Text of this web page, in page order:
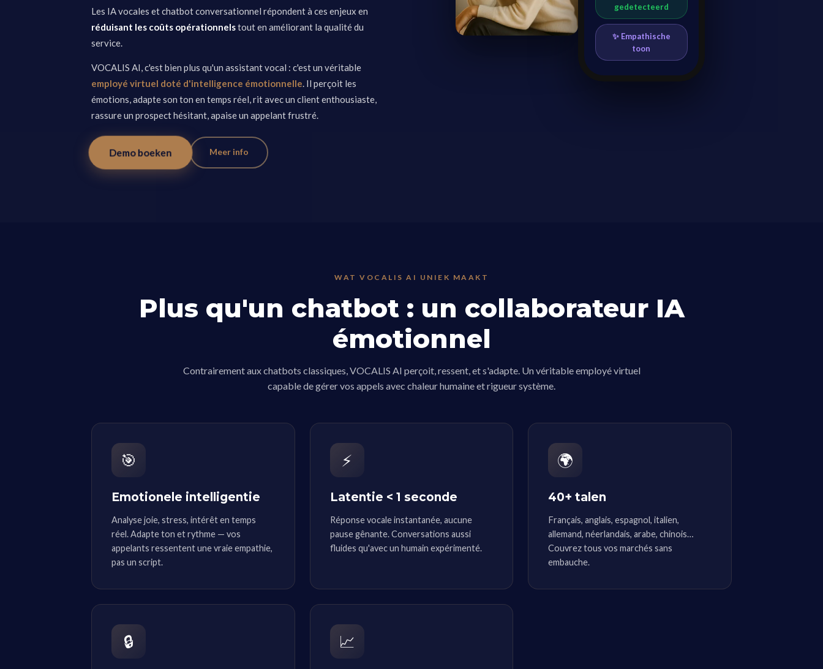
Les IA vocales et chatbot conversationnel répondent à ces enjeux en
réduisant les coûts opérationnelstout en améliorant la qualité du
service.
VOCALIS AI, c'est bien plus qu'un assistant vocal : c'est un véritable
employé virtuel doté d'intelligence émotionnelle. Il perçoit les
émotions, adapte son ton en temps réel, rit avec un client enthousiaste,
rassure un prospect hésitant, apaise un appelant frustré.
Demo boeken Meer info
gedetecteerd
✨ Empathische
toon
WAT VOCALIS AI UNIEK MAAKT
Plus qu'un chatbot : un collaborateur IA
émotionnel
Contrairement aux chatbots classiques, VOCALIS AI perçoit, ressent, et s'adapte. Un véritable employé virtuel
capable de gérer vos appels avec chaleur humaine et rigueur système.
🎯
Emotionele intelligentie
Analyse joie, stress, intérêt en temps
réel. Adapte ton et rythme — vos
appelants ressentent une vraie empathie,
pas un script.
⚡
Latentie < 1 seconde
Réponse vocale instantanée, aucune
pause gênante. Conversations aussi
fluides qu'avec un humain expérimenté.
🌍
40+ talen
Français, anglais, espagnol, italien,
allemand, néerlandais, arabe, chinois…
Couvrez tous vos marchés sans
embauche.
🔒 📈